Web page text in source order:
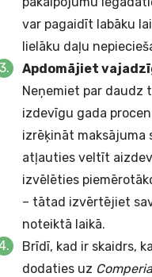
var pagaidīt labāku
lielāku daļu
Apdomājiet
Neņemiet par daudz
izdevīgu gada
izrēķināt maksājuma
atļauties veltīt
izvēlēties
– tātad izvērtējiet
noteiktā laikā.
Brīdī, kad ir skaidrs,
dodaties uz